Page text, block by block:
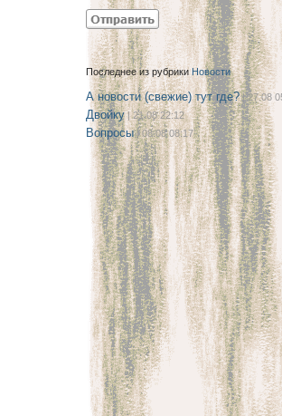
Последнее из рубрикиНовости
А новости (свежие) тут где?| 27.08
Двойку| 21.08 22:12
Вопросы| 08.08 08:17